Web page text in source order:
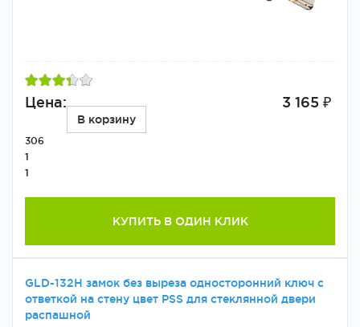
Цена: 3 165 ₽
В корзину
306
1
1
КУПИТЬ В ОДИН КЛИК
GLD-132H замок без выреза односторонний ключ с
ответкой на стену цвет PSS для стеклянной двери
распашной